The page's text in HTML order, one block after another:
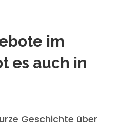
im
es auch in
Geschichte über